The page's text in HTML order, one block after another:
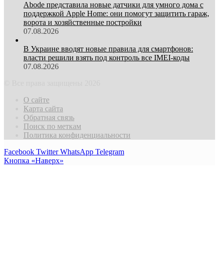
Abode представила новые датчики для умного дома с
поддержкой Apple Home: они помогут защитить гараж,
ворота и хозяйственные постройки
07.08.2026
В Украине вводят новые правила для смартфонов:
власти решили взять под контроль все IMEI-коды
07.08.2026
О сайте
Карта сайта
Обратная связь
Поиск по меткам
Политика конфиденциальности
Facebook Twitter WhatsApp Telegram
Кнопка «Наверх»